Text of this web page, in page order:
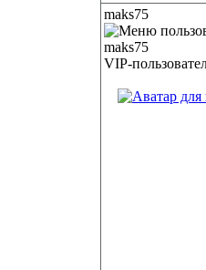
maks75
VIP-